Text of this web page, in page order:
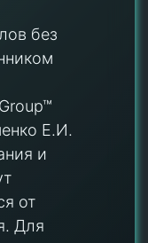
без
Е.И.
и
от
Для